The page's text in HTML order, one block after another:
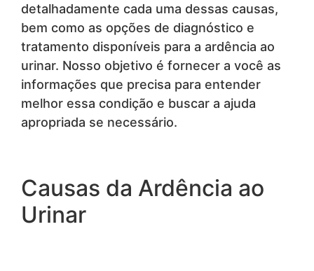
detalhadamente cada uma dessas causas,
bem como as opções de diagnóstico e
tratamento disponíveis para a ardência ao
urinar. Nosso objetivo é fornecer a você as
informações que precisa para entender
melhor essa condição e buscar a ajuda
apropriada se necessário.
Causas da Ardência ao
Urinar